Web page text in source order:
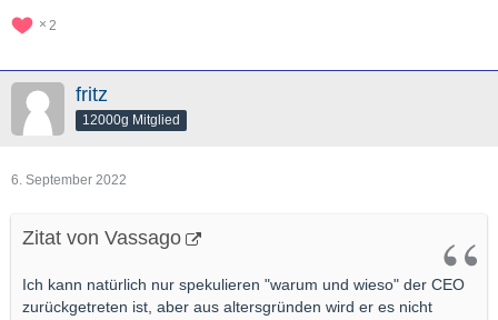
2
fritz
12000g Mitglied
6. September 2022
Zitat von Vassago
Ich kann natürlich nur spekulieren "warum und wieso" der CEO
zurückgetreten ist, aber aus altersgründen wird er es nicht